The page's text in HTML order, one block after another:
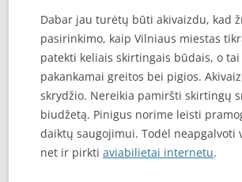
Dabar jau turėtų būti akivaizdu, kad
pasirinkimo, kaip Vilniaus miestas
patekti keliais skirtingais būdais, o
pakankamai greitos bei pigios.
skrydžio. Nereikia pamiršti skirtingų
biudžetą. Pinigus norime leisti
daiktų saugojimui. Todėl
net ir pirkti aviabilietai internetu.